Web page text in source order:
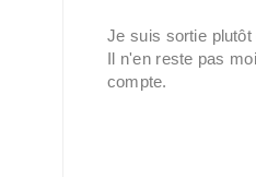
Je suis sortie
Il n'en reste pas
compte.